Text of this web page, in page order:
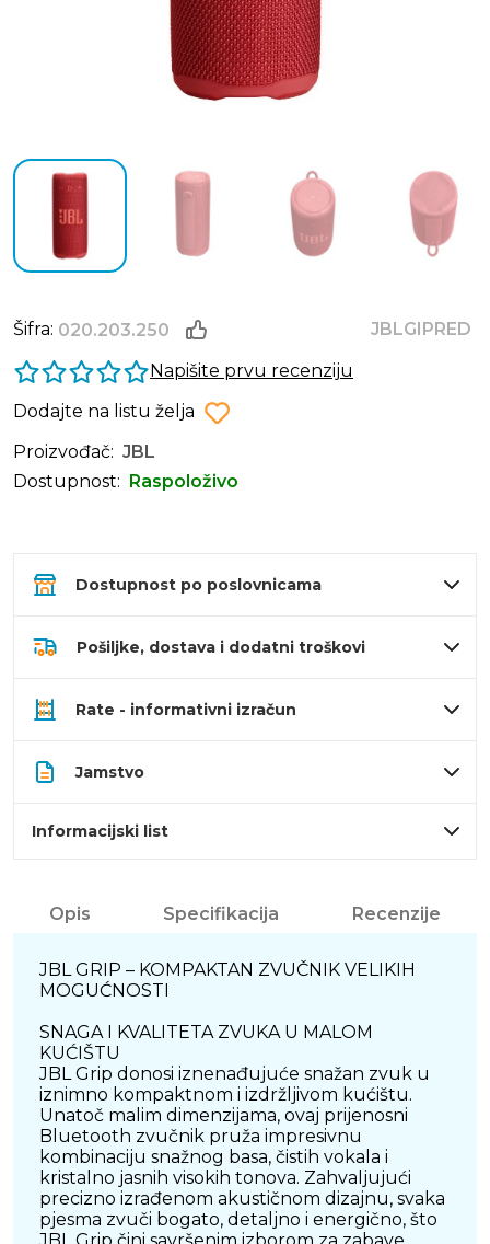
Šifra: 020.203.250
JBLGIPRED
Napišite prvu recenziju
Dodajte na listu želja
Proizvođač: JBL
Dostupnost:
Raspoloživo
Dostupnost po poslovnicama
Pošiljke, dostava i dodatni troškovi
Rate - informativni izračun
Jamstvo
Informacijski list
Opis Specifikacija Recenzije
JBL GRIP – KOMPAKTAN ZVUČNIK VELIKIH
MOGUĆNOSTI
SNAGA I KVALITETA ZVUKA U MALOM
KUĆIŠTU
JBL Grip donosi iznenađujuće snažan zvuk u
iznimno kompaktnom i izdržljivom kućištu.
Unatoč malim dimenzijama, ovaj prijenosni
Bluetooth zvučnik pruža impresivnu
kombinaciju snažnog basa, čistih vokala i
kristalno jasnih visokih tonova. Zahvaljujući
precizno izrađenom akustičnom dizajnu, svaka
pjesma zvuči bogato, detaljno i energično, što